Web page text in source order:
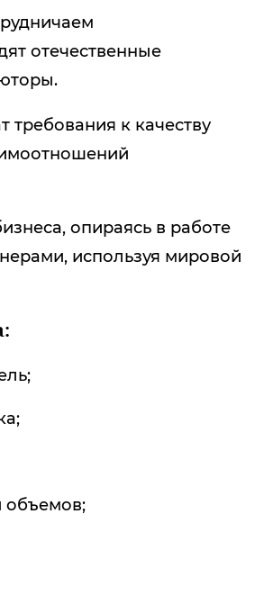
отечественные
к качеству
опираясь в работе
используя мировой
объемов;